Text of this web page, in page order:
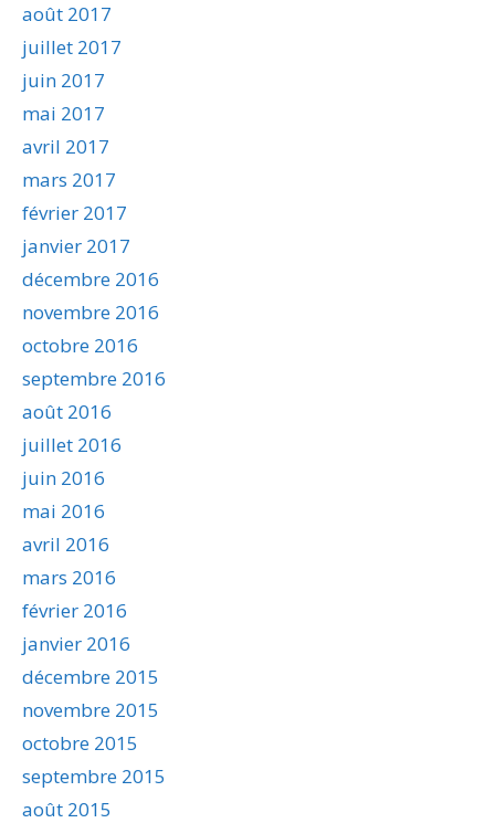
août 2017
juillet 2017
juin 2017
mai 2017
avril 2017
mars 2017
février 2017
janvier 2017
décembre 2016
novembre 2016
octobre 2016
septembre 2016
août 2016
juillet 2016
juin 2016
mai 2016
avril 2016
mars 2016
février 2016
janvier 2016
décembre 2015
novembre 2015
octobre 2015
septembre 2015
août 2015